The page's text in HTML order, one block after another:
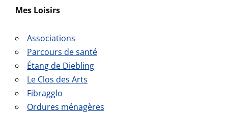
Mes Loisirs
Associations
Parcours de santé
Étang de Diebling
Le Clos des Arts
Fibragglo
Ordures ménagères